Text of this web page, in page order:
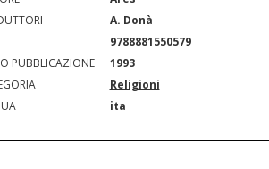
A. Donà
9788881550579
PUBBLICAZIONE
1993
Religioni
ita